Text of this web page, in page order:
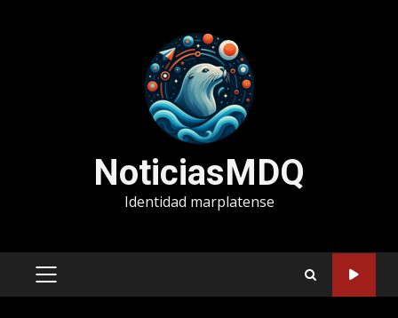
NoticiasMDQ
Identidad marplatense
MENÚ